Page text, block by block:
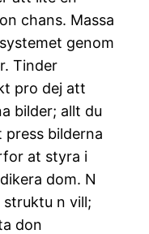
chans. Massa
genom
Tinder
pro dej att
bilder; allt du
bilderna
at styra i
dom. N
struktu n vill;
don